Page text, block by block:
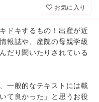
お気に入り
ドキするもの！出産が近
報誌や、産院の母親学級
だり聞いたりされている
一般的なテキストには載
て良かった」と思うお役